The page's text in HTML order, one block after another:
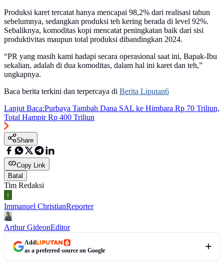
Produksi karet tercatat hanya mencapai 98,2% dari realisasi tahun
sebelumnya, sedangkan produksi teh kering berada di level 92%.
Sebaliknya, komoditas kopi mencatat peningkatan baik dari sisi
produktivitas maupun total produksi dibandingkan 2024.
“PR yang masih kami hadapi secara operasional saat ini, Bapak-Ibu
sekalian, adalah di dua komoditas, dalam hal ini karet dan teh,”
ungkapnya.
Baca berita terkini dan terpercaya di Berita Liputan6
Lanjut Baca:Purbaya Tambah Dana SAL ke Himbara Rp 70 Triliun,
Total Hampir Rp 400 Triliun
Share
Copy Link
Batal
Tim Redaksi
Immanuel ChristianReporter
Arthur GideonEditor
Add
as a preferred source on Google